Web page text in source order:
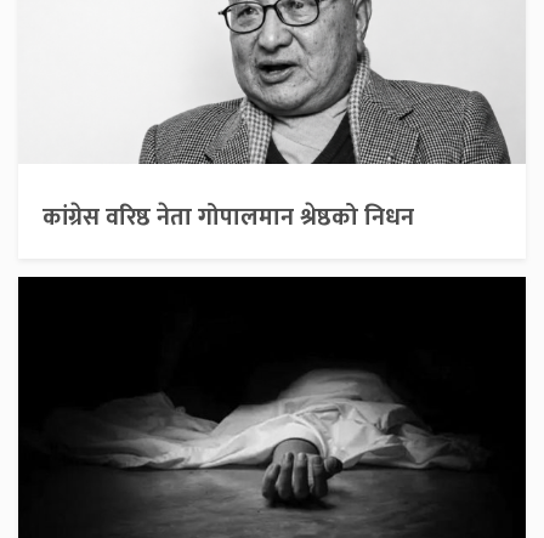
कांग्रेस वरिष्ठ नेता गोपालमान श्रेष्ठको निधन